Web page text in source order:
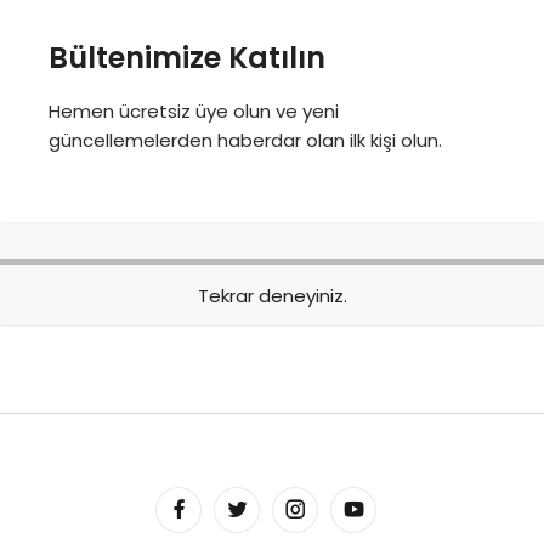
Bültenimize Katılın
Hemen ücretsiz üye olun ve yeni
güncellemelerden haberdar olan ilk kişi olun.
Tekrar deneyiniz.